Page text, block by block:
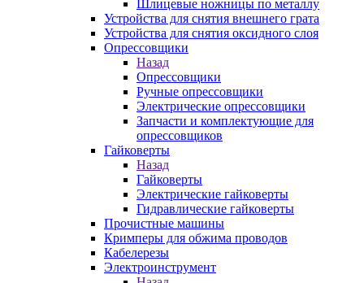
Шлицевые ножницы по металлу
Устройства для снятия внешнего грата
Устройства для снятия оксидного слоя
Опрессовщики
Назад
Опрессовщики
Ручные опрессовщики
Электрические опрессовщики
Запчасти и комплектующие для
опрессовщиков
Гайковерты
Назад
Гайковерты
Электрические гайковерты
Гидравлические гайковерты
Прочистные машины
Кримперы для обжима проводов
Кабелерезы
Электроинструмент